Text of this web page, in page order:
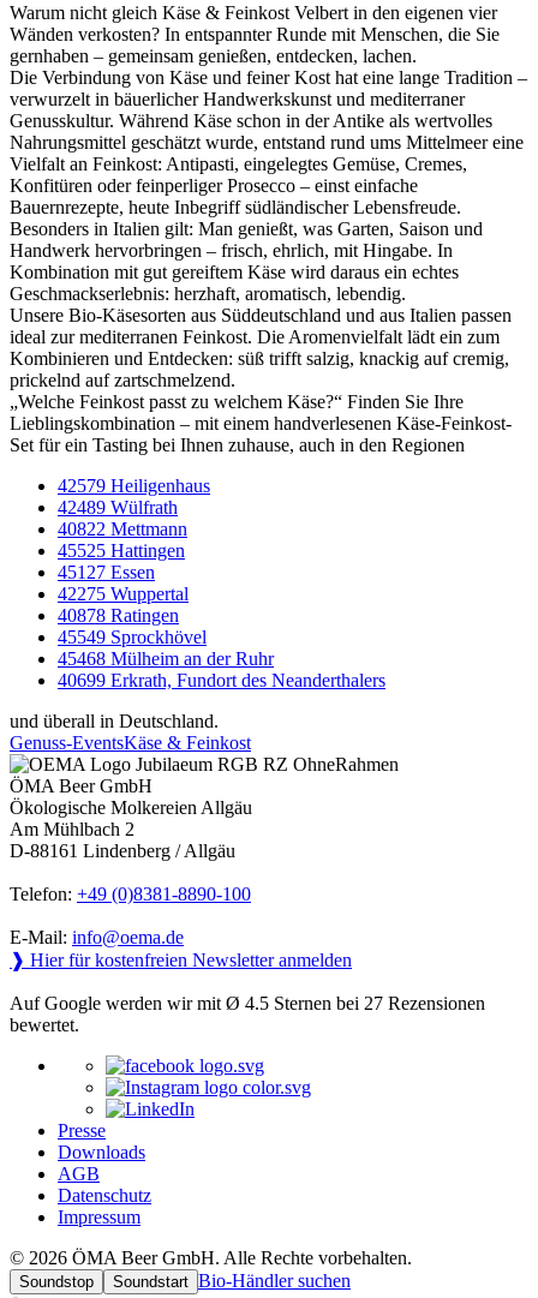
Warum nicht gleich Käse & Feinkost Velbert in den eigenen vier
Wänden verkosten? In entspannter Runde mit Menschen, die Sie
gernhaben – gemeinsam genießen, entdecken, lachen.
Die Verbindung von Käse und feiner Kost hat eine lange Tradition –
verwurzelt in bäuerlicher Handwerkskunst und mediterraner
Genusskultur. Während Käse schon in der Antike als wertvolles
Nahrungsmittel geschätzt wurde, entstand rund ums Mittelmeer eine
Vielfalt an Feinkost: Antipasti, eingelegtes Gemüse, Cremes,
Konfitüren oder feinperliger Prosecco – einst einfache
Bauernrezepte, heute Inbegriff südländischer Lebensfreude.
Besonders in Italien gilt: Man genießt, was Garten, Saison und
Handwerk hervorbringen – frisch, ehrlich, mit Hingabe. In
Kombination mit gut gereiftem Käse wird daraus ein echtes
Geschmackserlebnis: herzhaft, aromatisch, lebendig.
Unsere Bio-Käsesorten aus Süddeutschland und aus Italien passen
ideal zur mediterranen Feinkost. Die Aromenvielfalt lädt ein zum
Kombinieren und Entdecken: süß trifft salzig, knackig auf cremig,
prickelnd auf zartschmelzend.
„Welche Feinkost passt zu welchem Käse?“ Finden Sie Ihre
Lieblingskombination – mit einem handverlesenen Käse-Feinkost-
Set für ein Tasting bei Ihnen zuhause, auch in den Regionen
42579 Heiligenhaus
42489 Wülfrath
40822 Mettmann
45525 Hattingen
45127 Essen
42275 Wuppertal
40878 Ratingen
45549 Sprockhövel
45468 Mülheim an der Ruhr
40699 Erkrath, Fundort des Neanderthalers
und überall in Deutschland.
Genuss-EventsKäse & Feinkost
ÖMA Beer GmbH
Ökologische Molkereien Allgäu
Am Mühlbach 2
D-88161 Lindenberg / Allgäu
Telefon: +49 (0)8381-8890-100
E-Mail: info@oema.de
❱ Hier für kostenfreien Newsletter anmelden
Auf Google werden wir mit Ø 4.5 Sternen bei 27 Rezensionen
bewertet.
Presse
Downloads
AGB
Datenschutz
Impressum
© 2026 ÖMA Beer GmbH. Alle Rechte vorbehalten.
Soundstop Soundstart Bio-Händler suchen